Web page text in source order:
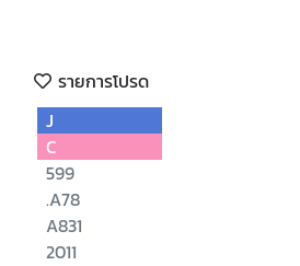
รายการโปรด
J
C
599
.A78
A831
2011